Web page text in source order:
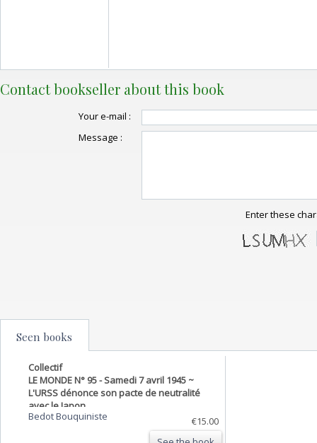
Contact bookseller about this book
Your e-mail :
Message :
Enter these
Seen books
Collectif
LE MONDE N° 95 - Samedi 7 avril 1945 ~
L'URSS dénonce son pacte de neutralité
avec le Japon.
Bedot Bouquiniste
€15.00